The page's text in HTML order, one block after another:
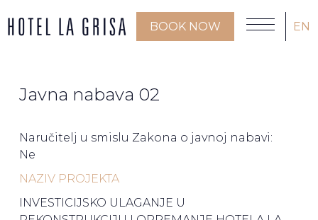
BOOK NOW EN
Javna nabava 02
Naručitelj u smislu Zakona o javnoj nabavi:
Ne
NAZIV PROJEKTA
INVESTICIJSKO ULAGANJE U